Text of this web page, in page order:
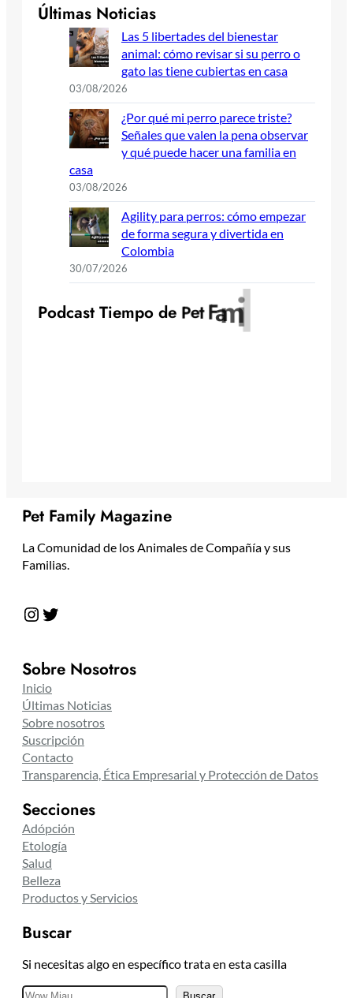
Últimas Noticias
Las 5 libertades del bienestar
animal: cómo revisar si su perro o
gato las tiene cubiertas en casa
03/08/2026
¿Por qué mi perro parece triste?
Señales que valen la pena observar
y qué puede hacer una familia en
casa
03/08/2026
Agility para perros: cómo empezar
de forma segura y divertida en
Colombia
30/07/2026
Podcast Tiempo de PetFamil
Pet Family Magazine
La Comunidad de los Animales de Compañía y sus
Familias.
Instagram Twitter
Sobre Nosotros
Inicio
Últimas Noticias
Sobre nosotros
Suscripción
Contacto
Transparencia, Ética Empresarial y Protección de Datos
Secciones
Adópción
Etología
Salud
Belleza
Productos y Servicios
Buscar
Si necesitas algo en específico trata en esta casilla